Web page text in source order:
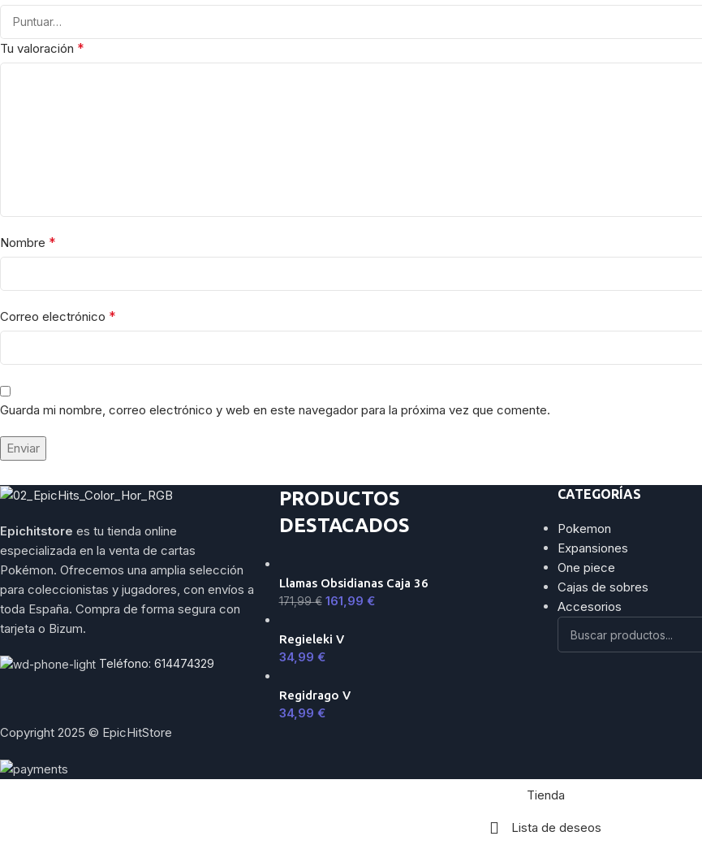
Tu valoración *
Nombre *
Correo electrónico *
Guarda mi nombre, correo electrónico y web en este navegador para la próxima vez que comente.
Epichitstore es tu tienda online
especializada en la venta de cartas
Pokémon. Ofrecemos una amplia selección
para coleccionistas y jugadores, con envíos a
toda España. Compra de forma segura con
tarjeta o Bizum.
Teléfono: 614474329
PRODUCTOS
DESTACADOS
Llamas Obsidianas Caja 36
171,99€ 161,99 €
Regieleki V
34,99 €
Regidrago V
34,99 €
CATEGORÍAS
Pokemon
Expansiones
One piece
Cajas de sobres
Accesorios
Copyright 2025 © EpicHitStore
Tienda
Lista de deseos